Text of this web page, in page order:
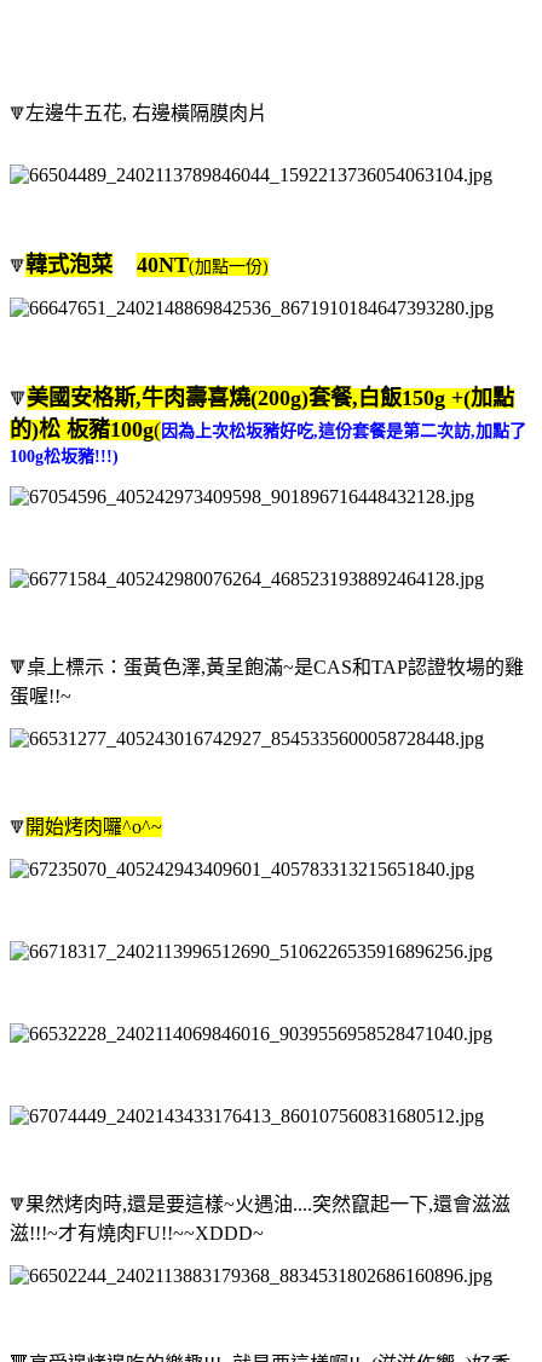
🔻左邊牛五花, 右邊橫隔膜肉片
🔻韓式泡菜 40NT(加點一份)
🔻 美國安格斯,牛肉壽喜燒(200g)套餐,白飯150g +(加點
的)松 板豬100g( 因為上次松坂豬好吃,這份套餐是第二次訪,加點了
100g松坂豬!!!)
🔻桌上標示： 蛋黃色澤,黃呈飽滿~是CAS和TAP認證牧場的雞
蛋喔!!~
🔻 開始烤肉囉^o^~
🔻果然烤肉時,還是要這樣~火遇油....突然竄起一下,還會滋滋
滋!!!~才有燒肉FU!!~~XDDD~